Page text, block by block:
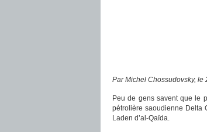
ParMichel Chossudovsky, le
Peu de gens savent que le
pétrolière saoudienne Delta
Laden d’al-Qaïda.